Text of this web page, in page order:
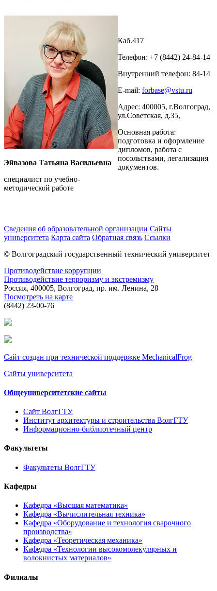
Эйвазова Татьяна Васильевна
специалист по учебно-
методической работе
Каб.417
Телефон: +7 (8442) 24-84-14
Внутренний телефон: 84-14
E-mail: forbase@vstu.ru
Адрес: 400005, г.Волгоград,
ул.Советская, д.35,
Основная работа:
подготовка и оформление
дипломов, работа с
посольствами, легализация
документов.
Сведения об образовательной организации Сайты
университета Карта сайта Обратная связь Ссылки
© Волгоградский государственный технический университет
Противодействие коррупции
Противодействие терроризму и экстремизму
Россия, 400005, Волгоград, пр. им. Ленина, 28
Посмотреть на карте
(8442) 23-00-76
Сайт создан при технической поддержке MechanicalFrog
Сайты университета
Общеуниверситетские сайты
Сайт ВолгГТУ
Институт архитектуры и строительства ВолгГТУ
Информационно-библиотечный центр
Факультеты
Факультеты ВолгГТУ
Кафедры
Кафедра «Высшая математика»
Кафедра «Вычислительная техника»
Кафедра «Оборудование и технология сварочного
производства»
Кафедра «Теоретическая механика»
Кафедра «Технологии высокомолекулярных и
волокнистых материалов»
Филиалы